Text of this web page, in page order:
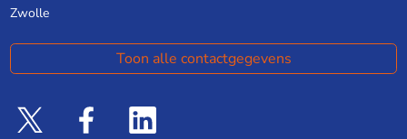
Zwolle
Toon alle contactgegevens